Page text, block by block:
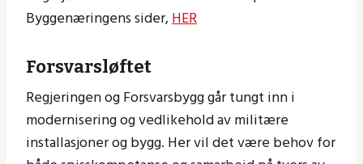
Byggenæringens sider,HER
Forsvarsløftet
Regjeringen og Forsvarsbygg går tungt inn i
modernisering og vedlikehold av militære
installasjoner og bygg. Her vil det være behov for